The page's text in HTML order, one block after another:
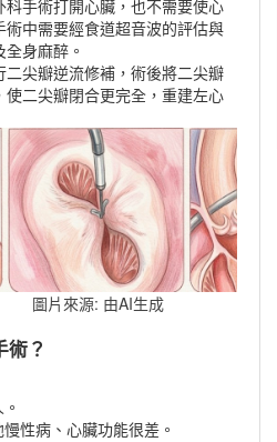
手術打開心臟，也不需要使心
中需要經食道超音波的評估與
身麻醉。
尖瓣逆流修補，術後將二尖瓣
二尖瓣閉合更完全，重建左心
圖片來源: 由AI生成
術？
性病、心臟功能很差。